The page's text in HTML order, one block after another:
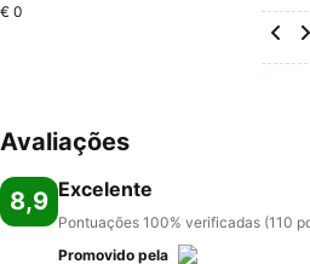
€ 0
Avaliações
8,9 Excelente
Pontuações 100% verificadas (110
Promovido pela